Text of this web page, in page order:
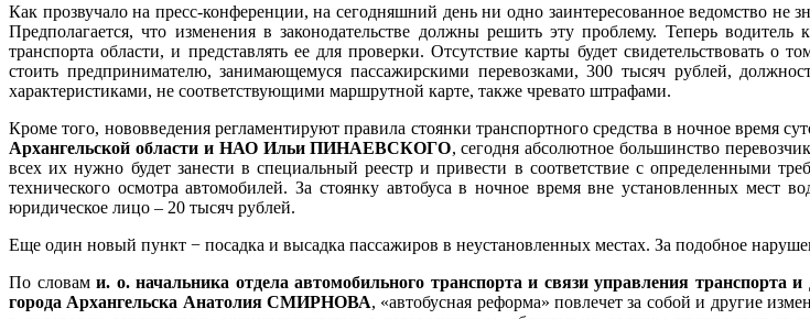
Как прозвучало на пресс-конференции, на сегодняшний день ни одно заинтересованное ведомство не
Предполагается, что изменения в законодательстве должны решить эту проблему. Теперь
транспорта области, и представлять ее для проверки. Отсутствие карты будет свидетельствовать
стоить предпринимателю, занимающемуся пассажирскими перевозками, 300 тысяч рублей,
характеристиками, не соответствующими маршрутной карте, также чревато штрафами.
Кроме того, нововведения регламентируют правила стоянки транспортного средства в ночное время
Архангельской области и НАО Ильи ПИНАЕВСКОГО, сегодня абсолютное большинство
всех их нужно будет занести в специальный реестр и привести в соответствие с определенными
технического осмотра автомобилей. За стоянку автобуса в ночное время вне установленных
юридическое лицо – 20 тысяч рублей.
Еще один новый пункт − посадка и высадка пассажиров в неустановленных местах. За подобное
По словам и. о. начальника отдела автомобильного транспорта и связи управления транспорта
города Архангельска Анатолия СМИРНОВА, «автобусная реформа» повлечет за собой и другие